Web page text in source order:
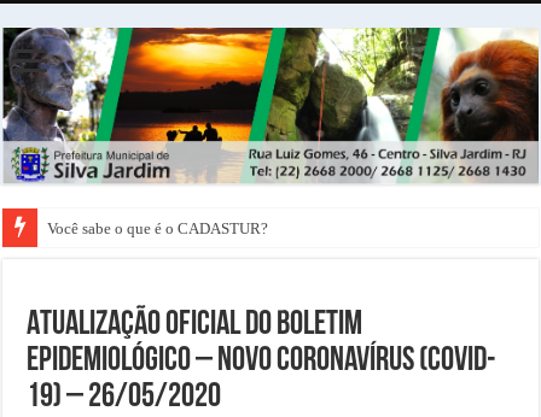
Você sabe o que é o CADASTUR?
ATUALIZAÇÃO OFICIAL DO BOLETIM
EPIDEMIOLÓGICO – NOVO CORONAVÍRUS (COVID-
19) – 26/05/2020